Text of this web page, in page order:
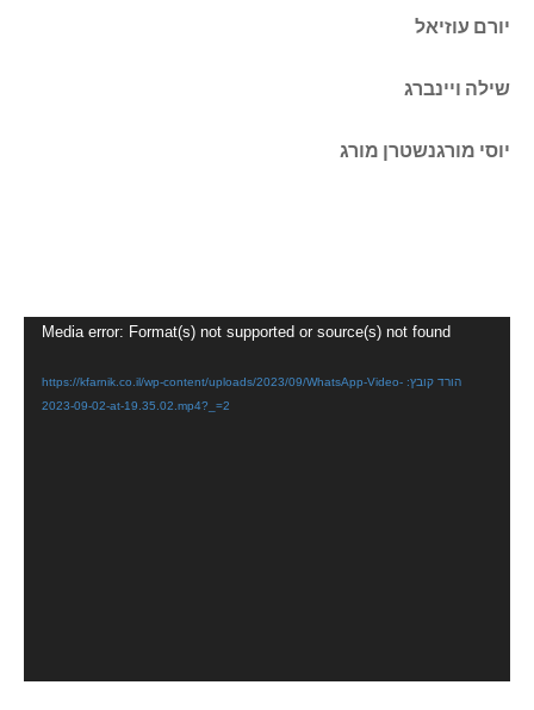
יורם עוזיאל
שילה ויינברג
יוסי מורגנשטרן מורג
Media error: Format(s) not supported or source(s) not found
הורד קובץ: https://kfarnik.co.il/wp-content/uploads/2023/09/WhatsApp-Video-
2023-09-02-at-19.35.02.mp4?_=2